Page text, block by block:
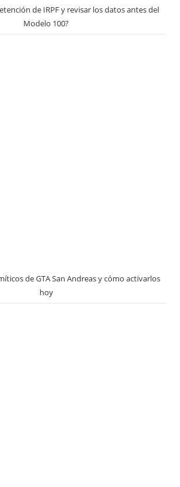
de IRPF y revisar los datos antes del
Modelo 100?
de GTA San Andreas y cómo activarlos
hoy